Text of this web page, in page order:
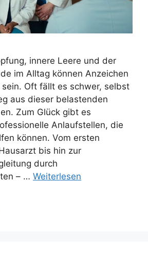
innere Leere und der
im Alltag können Anzeichen
Oft fällt es schwer, selbst
aus dieser belastenden
Zum Glück gibt es
Anlaufstellen, die
können. Vom ersten
bis hin zur
durch
– … Weiterlesen